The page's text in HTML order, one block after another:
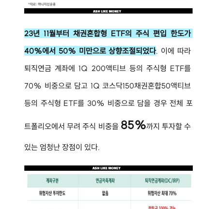
23년 11월부터 채권혼합형 ETF의 주식 편입 한도가
40%에서 50% 미만으로 상향조절되었다. 이에 따라
퇴직연금 계좌에 1Q 200액티브 등의 주식형 ETF를
70% 비중으로 담고 1Q 코스닥150채권혼합50액티브
등의 주식형 ETF를 30% 비중으로 담을 경우 전체 포
트폴리오에서 무려 주식 비중을 85%까지 투자할 수
있는 엄청난 장점이 있다.